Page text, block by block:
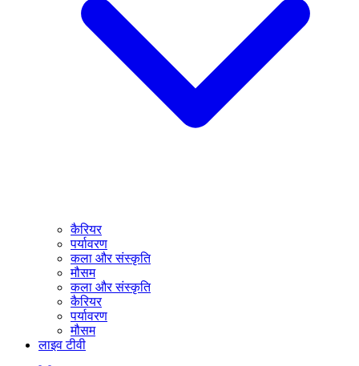
कैरियर
पर्यावरण
कला और संस्कृति
मौसम
कला और संस्कृति
कैरियर
पर्यावरण
मौसम
लाइव टीवी